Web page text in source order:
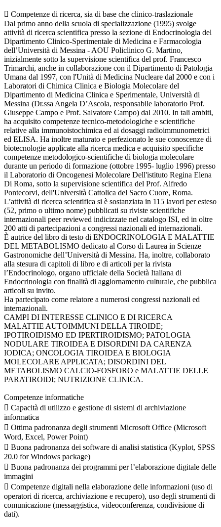
 Competenze di ricerca, sia di base che clinico-traslazionale
Dal primo anno della scuola di specializzazione (1995) svolge
attività di ricerca scientifica presso la sezione di Endocrinologia del
Dipartimento Clinico-Sperimentale di Medicina e Farmacologia
dell’Università di Messina - AOU Policlinico G. Martino,
inizialmente sotto la supervisione scientifica del prof. Francesco
Trimarchi, anche in collaborazione con il Dipartimento di Patologia
Umana dal 1997, con l'Unità di Medicina Nucleare dal 2000 e con i
Laboratori di Chimica Clinica e Biologia Molecolare del
Dipartimento di Medicina Clinica e Sperimentale, Università di
Messina (Dr.ssa Angela D’Ascola, responsabile laboratorio Prof.
Giuseppe Campo e Prof. Salvatore Campo) dal 2010. In tali ambiti,
ha acquisito competenze tecnico-metodologiche e scientifiche
relative alla immunoistochimica ed ai dosaggi radioimmunometrici
ed ELISA. Ha inoltre maturato e perfezionato le sue conoscenze di
biotecnologie applicate alla ricerca medica e acquisito specifiche
competenze metodologico-scientifiche di biologia molecolare
durante un periodo di formazione (ottobre 1995- luglio 1996) presso
il Laboratorio di Oncogenesi Molecolare Dell'istituto Regina Elena
Di Roma, sotto la supervisione scientifica del Prof. Alfredo
Pontecorvi, dell'Università Cattolica del Sacro Cuore, Roma.
L’attività di ricerca scientifica si è sostanziata in 115 lavori per esteso
(52, primo o ultimo nome) pubblicati su riviste scientifiche
internazionali peer reviewed indicizzate nel catalogo ISI, ed in oltre
200 atti di partecipazioni a congressi nazionali ed internazionali.
È autrice del libro di testo di ENDOCRINOLOGIA E MALATTIE
DEL METABOLISMO dedicato al Corso di Laurea in Scienze
Gastronomiche dell’Università di Messina. Ha, inoltre, collaborato
alla stesura di capitoli di libro e di articoli per la rivista
l’Endocrinologo, organo ufficiale della Società Italiana di
Endocrinologia con finalità di aggiornamento culturale, che pubblica
articoli su invito.
Ha partecipato come relatore a numerosi congressi nazionali ed
internazionali.
CAMPI DI INTERESSE CLINICO E DI RICERCA
MALATTIE AUTOIMMUNI DELLA TIROIDE;
IPOTIROIDISMO ED IPERTIROIDISMO; PATOLOGIA
NODULARE TIROIDEA E DISORDINI DA CARENZA
IODICA; ONCOLOGIA TIROIDEA E BIOLOGIA
MOLECOLARE APPLICATA; DISORDINI DEL
METABOLISMO CALCIO-FOSFORO e MALATTIE DELLE
PARATIROIDI; NUTRIZIONE CLINICA.
Competenze informatiche
 Capacità di utilizzo e gestione di sistemi di archiviazione
informatica
 Ottima padronanza degli strumenti Microsoft Office (Microsoft
Word, Excel, Power Point)
 Buona padronanza dei software di analisi statistica (Kyplot, SPSS
20.0 for Windows package)
 Buona padronanza dei programmi per l’elaborazione digitale delle
immagini
 Competenze digitali nella elaborazione delle informazioni (uso di
operatori di ricerca, archiviazione e recupero), uso degli strumenti di
comunicazione (messaggistica, videoconferenza, condivisione di
dati).